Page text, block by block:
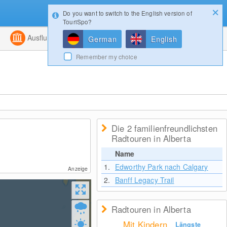
Kombiniert
Ausflugsziele Magazin
Anzeige
Die 2 familienfreundlichsten
Radtouren in Alberta
Name
1. Edworthy Park nach Calgary
2. Banff Legacy Trail
Radtouren in Alberta
Mit Kindern
Längste
Login
Do you want to switch to the English version of
TouriSpo?
German English
Remember my choice
Konfigurator Gewinnspiele